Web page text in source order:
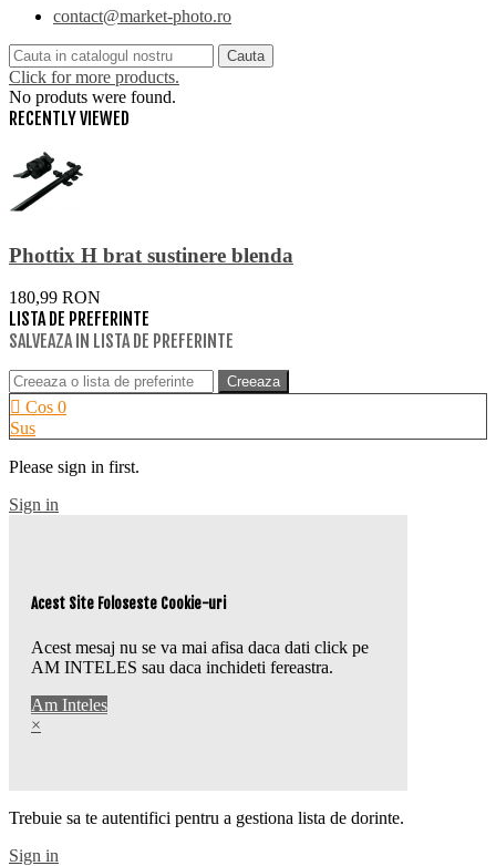
contact@market-photo.ro
Cauta
Click for more products.
No produts were found.
RECENTLY VIEWED
Phottix H brat sustinere blenda
180,99 RON
LISTA DE PREFERINTE
SALVEAZA IN LISTA DE PREFERINTE
Creeaza
Cos 0
Sus
Please sign in first.
Sign in
Acest Site Foloseste Cookie-uri
Acest mesaj nu se va mai afisa daca dati click pe
AM INTELES sau daca inchideti fereastra.
Am Inteles
×
Trebuie sa te autentifici pentru a gestiona lista de dorinte.
Sign in